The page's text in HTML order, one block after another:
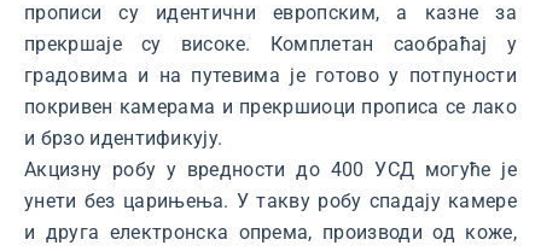
прописи су идентични европским, а казне за
прекршаје су високе. Комплетан саобраћај у
градовима и на путевима је готово у потпуности
покривен камерама и прекршиоци прописа се лако
и брзо идентификују.
Акцизну робу у вредности до 400 УСД могуће је
унети без царињења. У такву робу спадају камере
и друга електронска опрема, производи од коже,